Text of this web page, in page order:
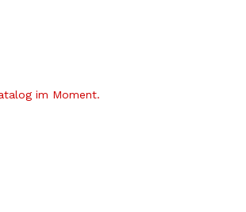
im Moment.